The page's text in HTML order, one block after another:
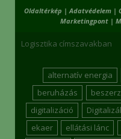
Oldaltérkép |Adatvédelem |
Marketingpont|
Logisztika címszavakban
alternatív energia
beruházás
digitalizáció
ekaer
ellátási lánc